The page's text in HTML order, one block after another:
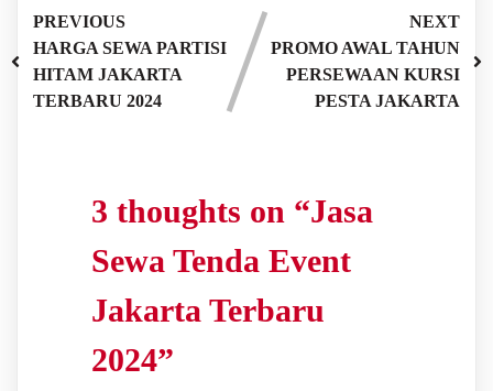
PREVIOUS
HARGA SEWA PARTISI
HITAM JAKARTA
TERBARU 2024
NEXT
PROMO AWAL TAHUN
PERSEWAAN KURSI
PESTA JAKARTA
3 thoughts on “Jasa
Sewa Tenda Event
Jakarta Terbaru
2024”